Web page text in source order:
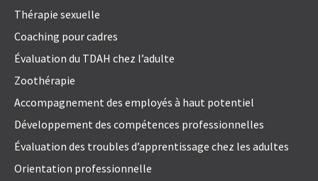
Thérapie sexuelle
Coaching pour cadres
Évaluation du TDAH chez l’adulte
Zoothérapie
Accompagnement des employés à haut potentiel
Développement des compétences professionnelles
Évaluation des troubles d’apprentissage chez les adultes
Orientation professionnelle